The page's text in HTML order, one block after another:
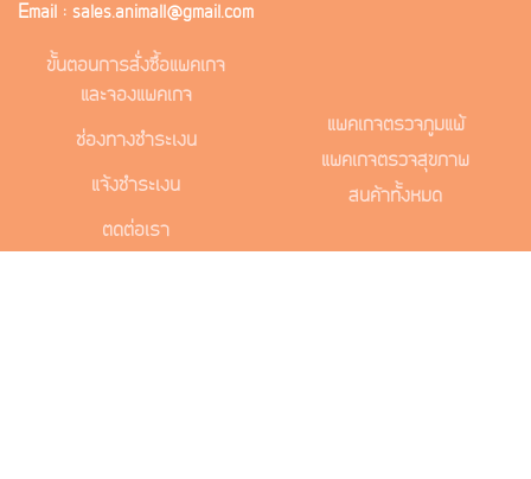
Email : sales.animall@gmail.com
ขั้นตอนการสั่งซื้อแพคเกจ
และจองแพคเกจ
ช่องทางชำระเงิน
แจ้งชำระเงิน
ติดต่อเรา
แพคเกจตรวจภูมิแพ้
แพคเกจตรวจสุขภาพ
สินค้าทั้งหมด